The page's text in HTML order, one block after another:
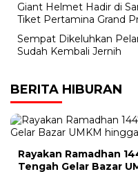
Giant Helmet Hadir di
Tiket Pertamina Grand
Sempat Dikeluhkan
Sudah Kembali Jernih
BERITA HIBURAN
Rayakan Ramadhan
Tengah Gelar Bazar